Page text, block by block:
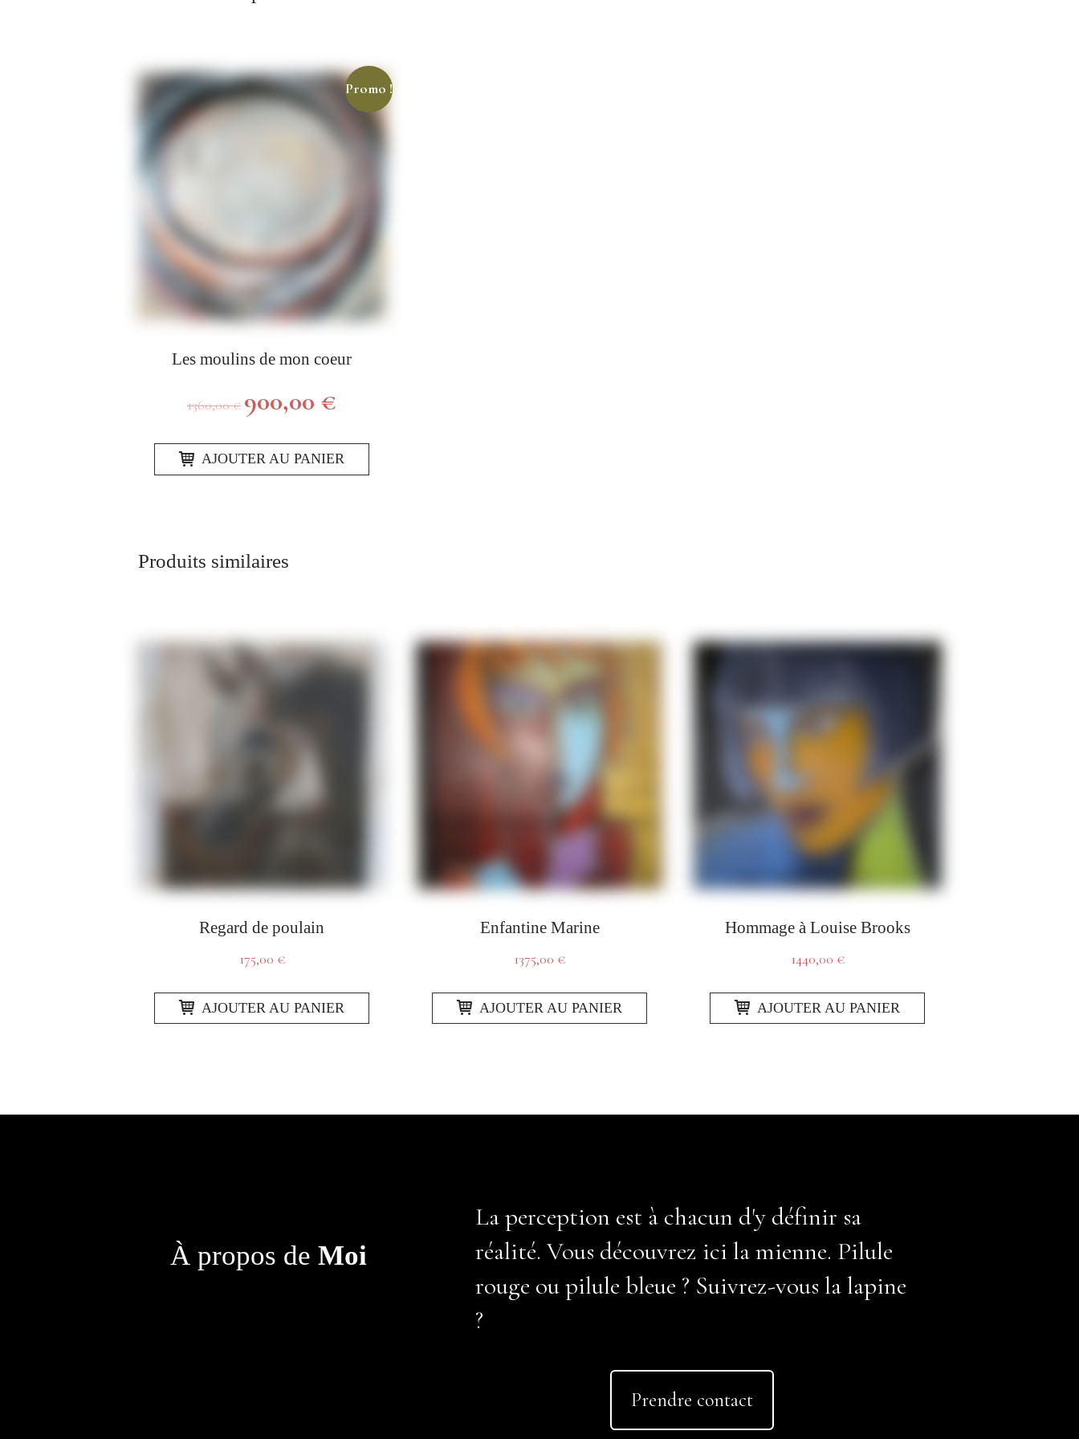
Promo !
Les moulins de mon coeur
1360,00€ prix
était :
1360,00 €.
900,00 €
est :
900,00 €.
AJOUTER AU PANIER
Produits similaires
Regard de poulain
175,00 €
AJOUTER AU PANIER
Enfantine Marine
1375,00 €
AJOUTER AU PANIER
Hommage à Louise Brooks
1440,00 €
AJOUTER AU PANIER
À propos de Moi
La perception est à chacun d'y définir sa
réalité. Vous découvrez ici la mienne. Pilule
rouge ou pilule bleue ? Suivrez-vous la lapine
?
Prendre contact